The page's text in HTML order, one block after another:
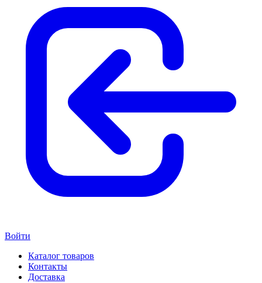
Войти
Каталог товаров
Контакты
Доставка